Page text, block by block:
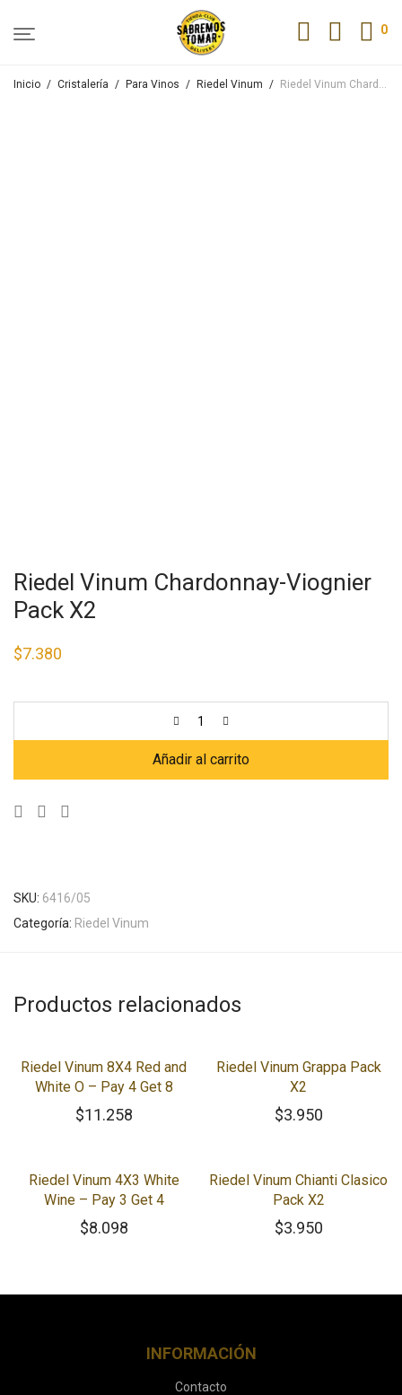
0
Inicio / Cristalería / Para Vinos / Riedel Vinum / Riedel Vinum Chardonnay-Viognier Pack X2
Riedel Vinum Chardonnay-Viognier
Pack X2
$7.380
Añadir al carrito
SKU: 6416/05
Categoría: Riedel Vinum
Productos relacionados
Riedel Vinum 8X4 Red and
White O – Pay 4 Get 8
$11.258
Riedel Vinum Grappa Pack
X2
$3.950
Riedel Vinum 4X3 White
Wine – Pay 3 Get 4
$8.098
Riedel Vinum Chianti Clasico
Pack X2
$3.950
INFORMACIÓN
Contacto